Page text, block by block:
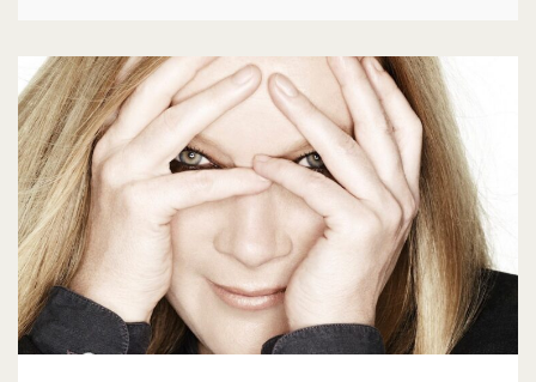
Lees verder